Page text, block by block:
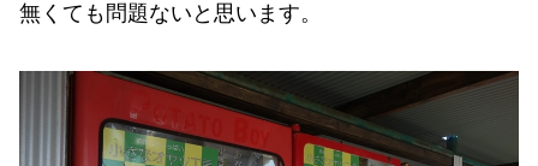
無くても問題ないと思います。